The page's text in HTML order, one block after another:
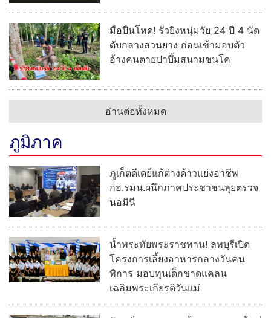
มือปืนโหด! รัวยิงหนุ่มวัย 24 ปี 4 นัด
ดับกลางสวนยาง ก่อนเข้ามอบตัว
อ้างคนตายปาบึ้มสนามชนโค
อ่านต่อทั้งหมด
ภูมิภาค
ภูเก็ตดีเดย์แก้ต่างด้าวแย่งอาชีพ
กอ.รมน.ผนึกภาคประชาชนลุยตรวจ
นอมินี
น้ำพระทัยพระราชทาน! ลพบุรีเปิด
โครงการเลี้ยงอาหารกลางวันคน
พิการ มอบทุนเด็กขาดแคลน
เฉลิมพระเกียรติวันแม่